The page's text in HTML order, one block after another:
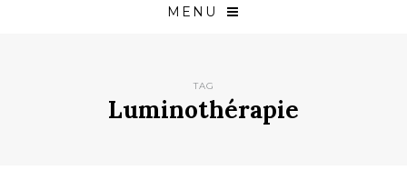
MENU
TAG
Luminothérapie